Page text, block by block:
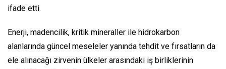
ifade etti.
Enerji, madencilik, kritik mineraller ile hidrokarbon
alanlarında güncel meseleler yanında tehdit ve fırsatların da
ele alınacağı zirvenin ülkeler arasındaki iş birliklerinin